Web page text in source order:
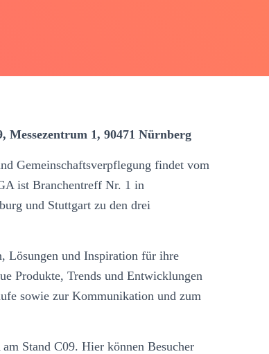
1, 90471 Nürnberg
Gemeinschaftsverpflegung findet vom
ist Branchentreff Nr. 1 in
und Stuttgart zu den drei
Lösungen und Inspiration für ihre
Produkte, Trends und Entwicklungen
sowie zur Kommunikation und zum
Stand C09. Hier können Besucher